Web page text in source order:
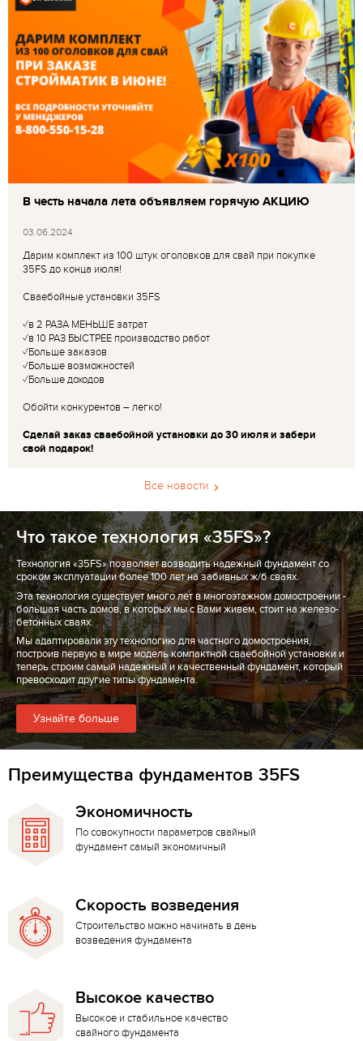
В честь начала лета объявляем горячую АКЦИЮ
03.06.2024
Дарим комплект из 100 штук оголовков для свай при покупке
35FS до конца июля!
Сваебойные установки 35FS
✓в 2 РАЗА МЕНЬШЕ затрат
✓в 10 РАЗ БЫСТРЕЕ производство работ
✓Больше заказов
✓Больше возможностей
✓Больше доходов
Обойти конкурентов – легко!
Сделай заказ сваебойной установки до 30 июля и забери
свой подарок!
Все новости
Что такое технология «35FS»?
Технология «35FS» позволяет возводить надежный фундамент со
сроком эксплуатации более 100 лет на забивных ж/б сваях.
Эта технология существует много лет в многоэтажном домостроении -
большая часть домов, в которых мы с Вами живем, стоит на железо-
бетонных сваях.
Мы адаптировали эту технологию для частного домостроения,
построив первую в мире модель компактной сваебойной установки и
теперь строим самый надежный и качественный фундамент, который
превосходит другие типы фундамента.
Узнайте больше
Преимущества фундаментов 35FS
Экономичность
По совокупности параметров свайный
фундамент самый экономичный
Скорость возведения
Строительство можно начинать в день
возведения фундамента
Высокое качество
Высокое и стабильное качество
свайного фундамента